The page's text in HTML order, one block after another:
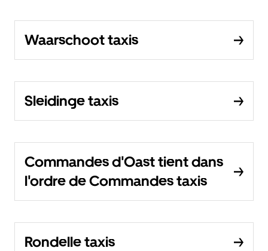
Waarschoot taxis
Sleidinge taxis
Commandes d'Oast tient dans
l'ordre de Commandes taxis
Rondelle taxis